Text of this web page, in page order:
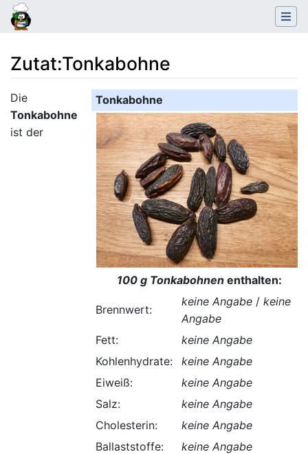
Zutat:Tonkabohne
Wechseln zu: Navigation,Suche
Tonkabohne
100 g Tonkabohnenenthalten:
Brennwert:
keine Angabe /keine
Angabe
Fett:
keine Angabe
Kohlenhydrate:
keine Angabe
Eiweiß:
keine Angabe
Salz:
keine Angabe
Cholesterin:
keine Angabe
Ballaststoffe:
keine Angabe
Die
Tonkabohne
ist der